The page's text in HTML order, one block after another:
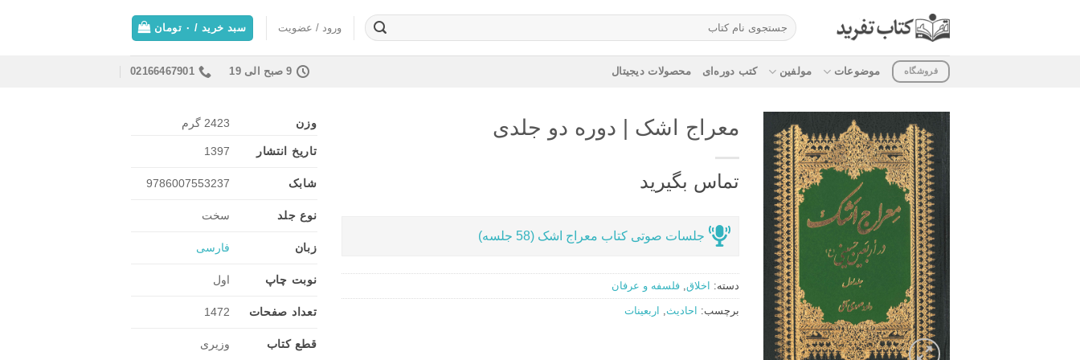
جستجو
برای:
ورود / عضویت سبد خرید / ۰ تومان
فروشگاه موضوعات مولفین کتب دوره‌ای محصولات دیجیتال 9 صبح الی 19 02166467901
معراج اشک | دوره دو جلدی
تماس بگیرید
جلسات صوتی کتاب معراج اشک (58 جلسه)
دسته: اخلاق ,فلسفه و عرفان
برچسب: احادیث اربعینات
وزن 2423 گرم
تاریخ انتشار 1397
شابک 9786007553237
نوع جلد سخت
زبان فارسی
نوبت چاپ اول
تعداد صفحات 1472
قطع کتاب وزیری